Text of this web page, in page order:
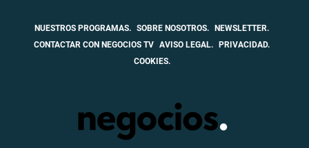
NUESTROS PROGRAMAS. SOBRE NOSOTROS. NEWSLETTER.
CONTACTAR CON NEGOCIOS TV AVISO LEGAL. PRIVACIDAD.
COOKIES.